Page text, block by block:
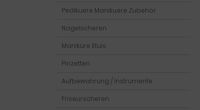
Pedikuere Manikuere Zubehör
Nagelscheren
Maniküre Etuis
Pinzetten
Aufbewahrung / Instrumente
Friseurscheren